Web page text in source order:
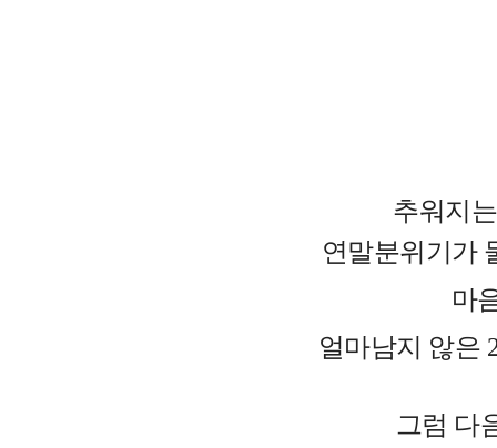
추워지
연말분위기가
마
얼마남지 않은
그럼 다